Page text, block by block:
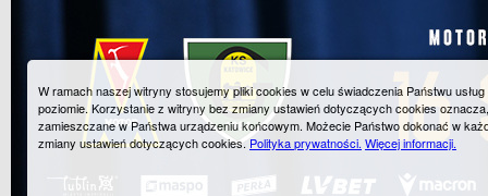
W ramach naszej witryny stosujemy pliki cookies w celu świadczenia Państwu
poziomie. Korzystanie z witryny bez zmiany ustawień dotyczących cookies
zamieszczane w Państwa urządzeniu końcowym. Możecie Państwo dokonać w
zmiany ustawień dotyczących cookies.Polityka prywatności. Więcej informacji.